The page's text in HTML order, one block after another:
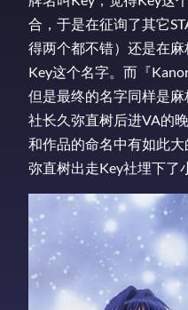
合，于是在征询了其它
得两个都不错）还是在
Key这个名字。而『
但是最终的名字同样是
社长久弥直树后进VA的
和作品的命名中有如此
弥直树出走Key社埋下了